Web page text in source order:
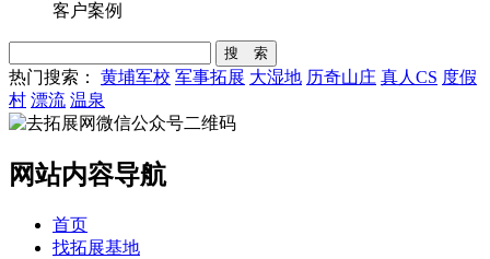
客户案例
搜 索
热门搜索： 黄埔军校 军事拓展 大湿地 历奇山庄 真人CS 度假
村 漂流 温泉
网站内容导航
首页
找拓展基地